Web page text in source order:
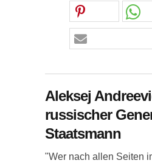
Aleksej
russischer
Staatsmann
"Wer nach allen Seiten